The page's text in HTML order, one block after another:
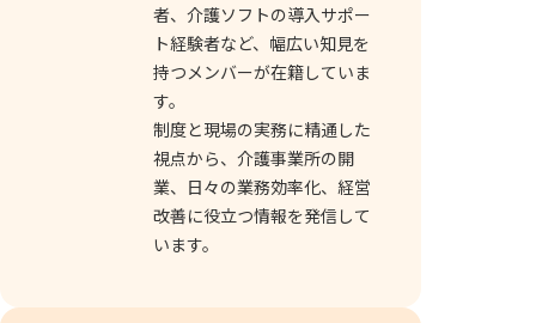
者、介護ソフトの導入サポー
ト経験者など、幅広い知見を
持つメンバーが在籍していま
す。
制度と現場の実務に精通した
視点から、介護事業所の開
業、日々の業務効率化、経営
改善に役立つ情報を発信して
います。